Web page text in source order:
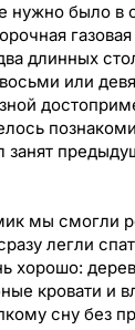
нужно было в
газовая
длинных
или
занят
мы смогли
легли
хорошо:
кровати и
сну без